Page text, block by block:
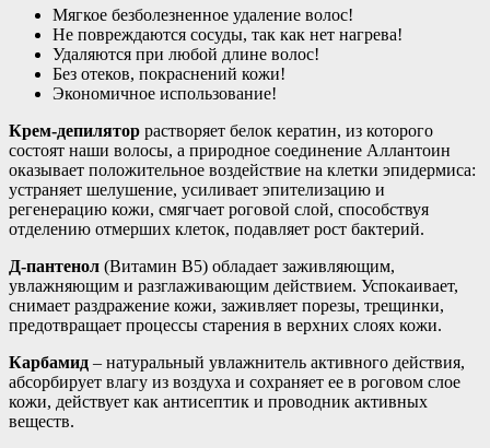
Мягкое безболезненное удаление волос!
Не повреждаются сосуды, так как нет нагрева!
Удаляются при любой длине волос!
Без отеков, покраснений кожи!
Экономичное использование!
Крем-депилятор растворяет белок кератин, из которого
состоят наши волосы, а природное соединение Аллантоин
оказывает положительное воздействие на клетки эпидермиса:
устраняет шелушение, усиливает эпителизацию и
регенерацию кожи, смягчает роговой слой, способствуя
отделению отмерших клеток, подавляет рост бактерий.
Д-пантенол (Витамин В5) обладает заживляющим,
увлажняющим и разглаживающим действием. Успокаивает,
снимает раздражение кожи, заживляет порезы, трещинки,
предотвращает процессы старения в верхних слоях кожи.
Карбамид – натуральный увлажнитель активного действия,
абсорбирует влагу из воздуха и сохраняет ее в роговом слое
кожи, действует как антисептик и проводник активных
веществ.